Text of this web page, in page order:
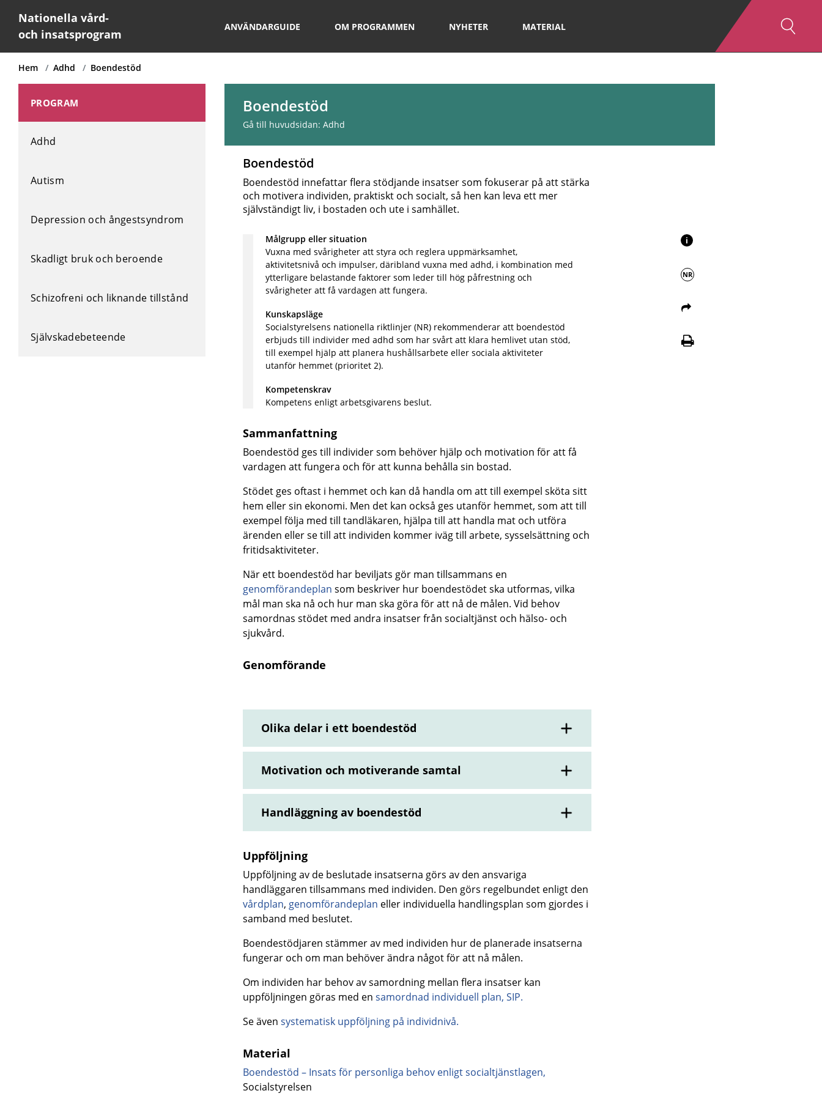
Nationella vård-
och insatsprogram
ANVÄNDARGUIDE OM PROGRAMMEN NYHETER MATERIAL
Hem Adhd Boendestöd
PROGRAM
Adhd
Autism
Depression och ångestsyndrom
Skadligt bruk och beroende
Schizofreni och liknande tillstånd
Självskadebeteende
Boendestöd
Gå till huvudsidan: Adhd
Boendestöd
Boendestöd innefattar flera stödjande insatser som fokuserar på att stärka
och motivera individen, praktiskt och socialt, så hen kan leva ett mer
självständigt liv, i bostaden och ute i samhället.
Målgrupp eller situation
Vuxna med svårigheter att styra och reglera uppmärksamhet,
aktivitetsnivå och impulser, däribland vuxna med adhd, i kombination med
ytterligare belastande faktorer som leder till hög påfrestning och
svårigheter att få vardagen att fungera.
Kunskapsläge
Socialstyrelsens nationella riktlinjer (NR) rekommenderar att boendestöd
erbjuds till individer med adhd som har svårt att klara hemlivet utan stöd,
till exempel hjälp att planera hushållsarbete eller sociala aktiviteter
utanför hemmet (prioritet 2).
Kompetenskrav
Kompetens enligt arbetsgivarens beslut.
Sammanfattning
Boendestöd ges till individer som behöver hjälp och motivation för att få
vardagen att fungera och för att kunna behålla sin bostad.
Stödet ges oftast i hemmet och kan då handla om att till exempel sköta sitt
hem eller sin ekonomi. Men det kan också ges utanför hemmet, som att till
exempel följa med till tandläkaren, hjälpa till att handla mat och utföra
ärenden eller se till att individen kommer iväg till arbete, sysselsättning och
fritidsaktiviteter.
När ett boendestöd har beviljats gör man tillsammans en
genomförandeplan som beskriver hur boendestödet ska utformas, vilka
mål man ska nå och hur man ska göra för att nå de målen. Vid behov
samordnas stödet med andra insatser från socialtjänst och hälso- och
sjukvård.
Genomförande
Olika delar i ett boendestöd
Motivation och motiverande samtal
Handläggning av boendestöd
Uppföljning
Uppföljning av de beslutade insatserna görs av den ansvariga
handläggaren tillsammans med individen. Den görs regelbundet enligt den
vårdplan, genomförandeplan eller individuella handlingsplan som gjordes i
samband med beslutet.
Boendestödjaren stämmer av med individen hur de planerade insatserna
fungerar och om man behöver ändra något för att nå målen.
Om individen har behov av samordning mellan flera insatser kan
uppföljningen göras med en samordnad individuell plan, SIP.
Se även systematisk uppföljning på individnivå.
Material
Boendestöd – Insats för personliga behov enligt socialtjänstlagen,
Socialstyrelsen
i
NR